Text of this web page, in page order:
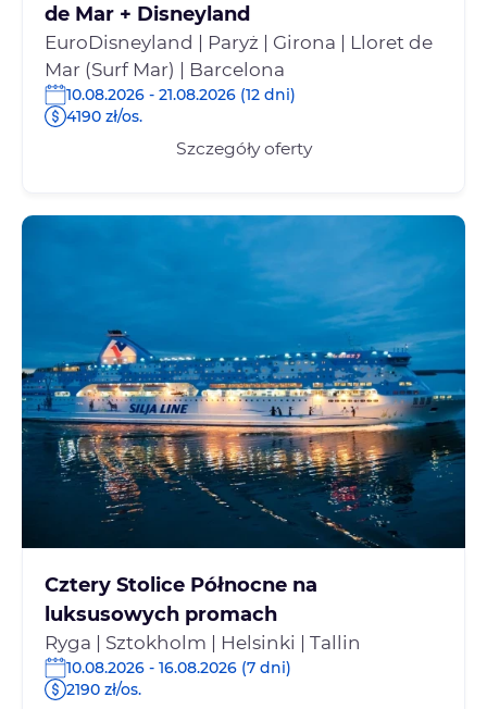
de Mar + Disneyland
EuroDisneyland | Paryż | Girona | Lloret de
Mar (Surf Mar) | Barcelona
10.08.2026 - 21.08.2026 (12 dni)
4190 zł/os.
Szczegóły oferty
Cztery Stolice Północne na
luksusowych promach
Ryga | Sztokholm | Helsinki | Tallin
10.08.2026 - 16.08.2026 (7 dni)
2190 zł/os.